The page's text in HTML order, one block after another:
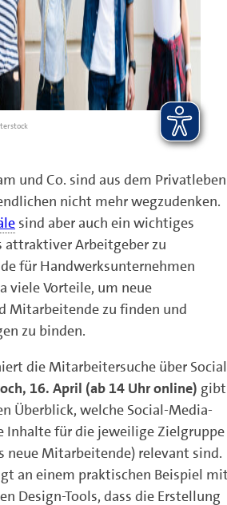
und Co. sind aus dem Privatleben
nicht mehr wegzudenken.
sind aber auch ein wichtiges
Arbeitgeber zu
für Handwerksunternehmen
viele Vorteile, um neue
Mitarbeitende zu finden und
zu binden.
die Mitarbeitersuche über Social
16. April (ab 14 Uhr online) gibt
Überblick, welche Social-Media-
Inhalte für die jeweilige Zielgruppe
neue Mitarbeitende) relevant sind.
an einem praktischen Beispiel
Design-Tools, dass die Erstellung